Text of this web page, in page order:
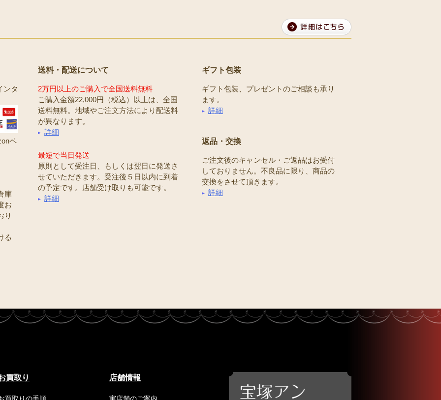
ンタ
ペ
庫
お
り
る
送料・配送について
2万円以上のご購入で全国送料無料
ご購入金額22,000円（税込）以上は、全国
送料無料。地域やご注文方法により配送料
が異なります。
詳細
最短で当日発送
原則として受注日、もしくは翌日に発送さ
せていただきます。受注後５日以内に到着
の予定です。店舗受け取りも可能です。
詳細
ギフト包装
ギフト包装、プレゼントのご相談も承り
ます。
詳細
返品・交換
ご注文後のキャンセル・ご返品はお受付
しておりません。不良品に限り、商品の
交換をさせて頂きます。
詳細
買取り 店舗情報